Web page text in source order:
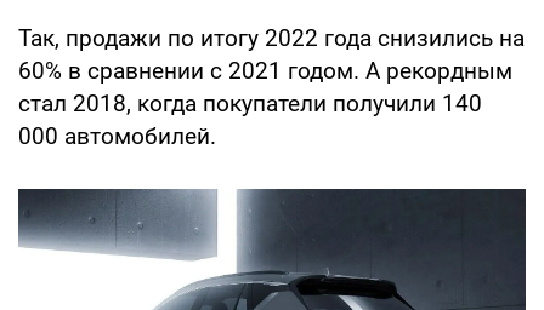
Так, продажи по итогу 2022 года снизились на
60% в сравнении с 2021 годом. А рекордным
стал 2018, когда покупатели получили 140
000 автомобилей.